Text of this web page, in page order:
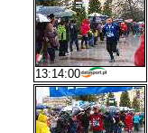
13:14:00